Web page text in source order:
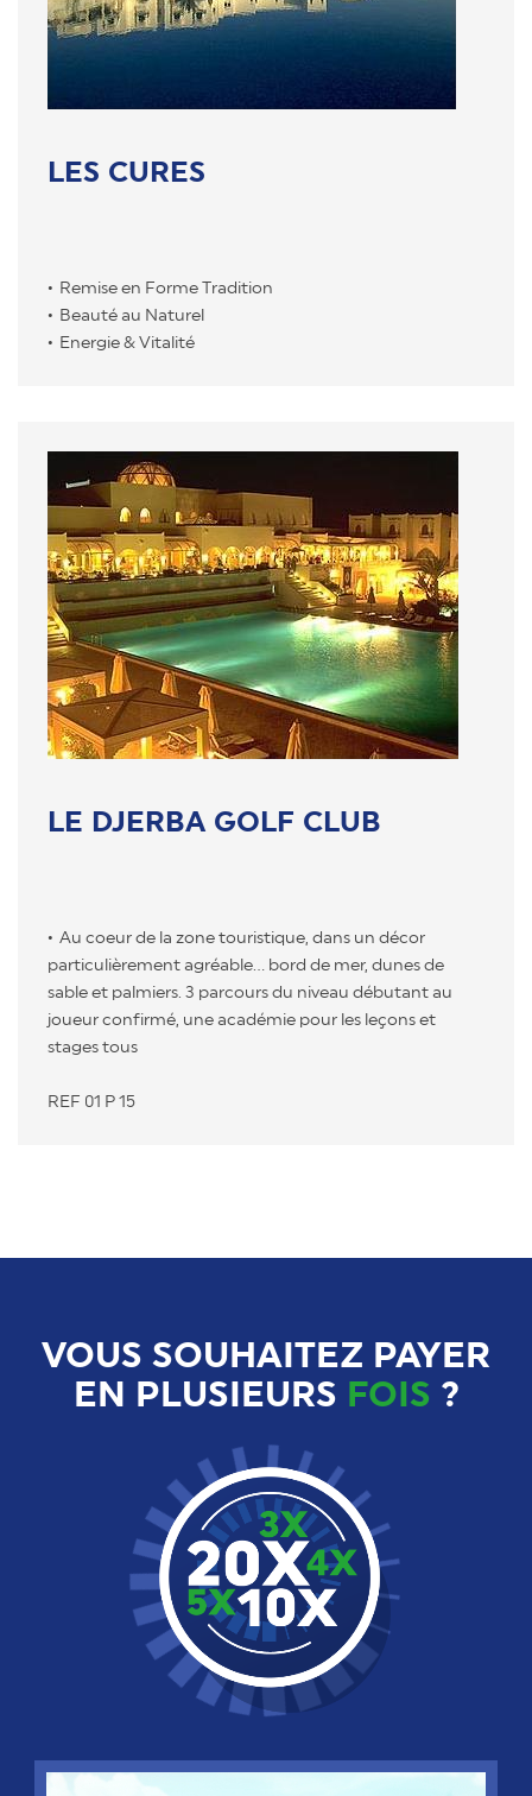
LES CURES
Remise en Forme Tradition
Beauté au Naturel
Energie & Vitalité
LE DJERBA GOLF CLUB
Au coeur de la zone touristique, dans un décor
particulièrement agréable... bord de mer, dunes de
sable et palmiers. 3 parcours du niveau débutant au
joueur confirmé, une académie pour les leçons et
stages tous
REF 01 P 15
VOUS SOUHAITEZ PAYER
EN PLUSIEURS FOIS ?